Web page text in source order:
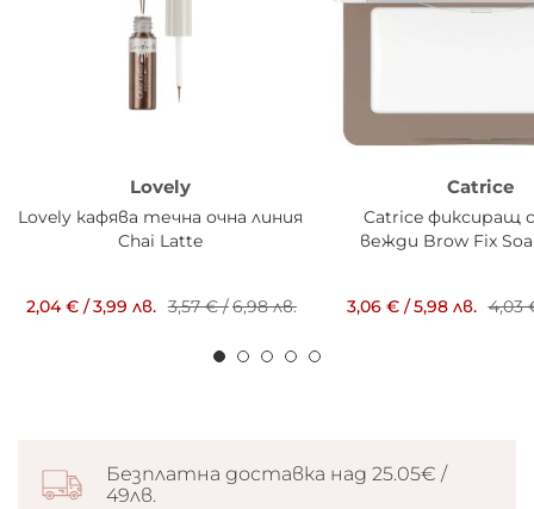
Lovely
Lovely кафява течна очна линия
Chai Latte
2,04 €/3,99 лв. 3,57 €/6,98 лв.
Catrice
Catrice фиксиращ
вежди Brow Fix
3,06 €/5,98 лв. 4,03
Безплатна доставка над 25.05€ /
49лв.